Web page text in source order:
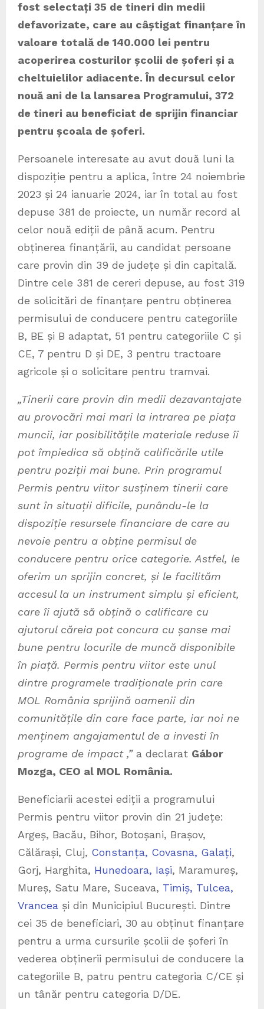
fost selectați 35 de tineri din medii
defavorizate, care au câștigat finanțare în
valoare totală de 140.000 lei pentru
acoperirea costurilor școlii de șoferi și a
cheltuielilor adiacente. În decursul celor
nouă ani de la lansarea Programului, 372
de tineri au beneficiat de sprijin financiar
pentru școala de șoferi.
Persoanele interesate au avut două luni la
dispoziție pentru a aplica, între 24 noiembrie
2023 și 24 ianuarie 2024, iar în total au fost
depuse 381 de proiecte, un număr record al
celor nouă ediții de până acum. Pentru
obținerea finanțării, au candidat persoane
care provin din 39 de județe și din capitală.
Dintre cele 381 de cereri depuse, au fost 319
de solicitări de finanțare pentru obținerea
permisului de conducere pentru categoriile
B, BE și B adaptat, 51 pentru categoriile C și
CE, 7 pentru D și DE, 3 pentru tractoare
agricole și o solicitare pentru tramvai.
„Tinerii care provin din medii dezavantajate
au provocări mai mari la intrarea pe piața
muncii, iar posibilitățile materiale reduse îi
pot împiedica să obțină calificările utile
pentru poziții mai bune. Prin programul
Permis pentru viitor susținem tinerii care
sunt în situații dificile, punându-le la
dispoziție resursele financiare de care au
nevoie pentru a obține permisul de
conducere pentru orice categorie. Astfel, le
oferim un sprijin concret, și le facilităm
accesul la un instrument simplu și eficient,
care îi ajută să obțină o calificare cu
ajutorul căreia pot concura cu șanse mai
bune pentru locurile de muncă disponibile
în piață. Permis pentru viitor este unul
dintre programele tradiționale prin care
MOL România sprijină oamenii din
comunitățile din care face parte, iar noi ne
menținem angajamentul de a investi în
programe de impact ,”a declarat Gábor
Mozga, CEO al MOL România.
Beneficiarii acestei ediții a programului
Permis pentru viitor provin din 21 județe:
Argeș, Bacău, Bihor, Botoșani, Brașov,
Călărași, Cluj, Constanța, Covasna, Galați,
Gorj, Harghita, Hunedoara, Iași, Maramureș,
Mureș, Satu Mare, Suceava, Timiș, Tulcea,
Vrancea și din Municipiul București. Dintre
cei 35 de beneficiari, 30 au obținut finanțare
pentru a urma cursurile școlii de șoferi în
vederea obținerii permisului de conducere la
categoriile B, patru pentru categoria C/CE și
un tânăr pentru categoria D/DE.